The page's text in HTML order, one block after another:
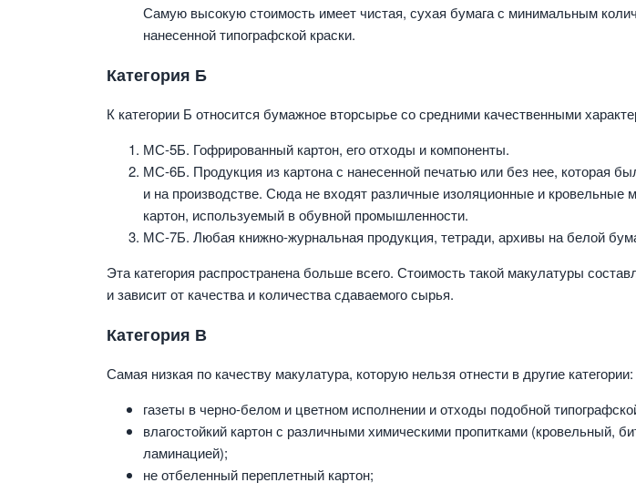
Самую высокую стоимость имеет чистая, сухая бумага с минимальным
нанесенной типографской краски.
Категория Б
К категории Б относится бумажное вторсырье со средними качественными
МС-5Б. Гофрированный картон, его отходы и компоненты.
МС-6Б. Продукция из картона с нанесенной печатью или без нее, которая
и на производстве. Сюда не входят различные изоляционные и кровельные
картон, используемый в обувной промышленности.
МС-7Б. Любая книжно-журнальная продукция, тетради, архивы на белой
Эта категория распространена больше всего. Стоимость такой макулатуры
и зависит от качества и количества сдаваемого сырья.
Категория В
Самая низкая по качеству макулатура, которую нельзя отнести в другие категории:
газеты в черно-белом и цветном исполнении и отходы подобной
влагостойкий картон с различными химическими пропитками (кровельный,
ламинацией);
не отбеленный переплетный картон;